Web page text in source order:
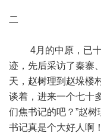
二
4月的中原，已十
迹，先后采访了秦寨
天，赵树理到赵垛楼
谈着，进来一个七十
们焦书记的吧？”赵
书记真是个大好人啊